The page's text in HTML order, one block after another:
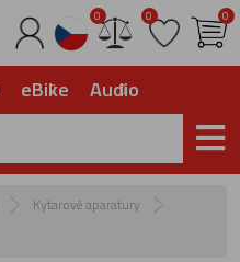
0 0 0
eBike Audio
Kytarové aparatury